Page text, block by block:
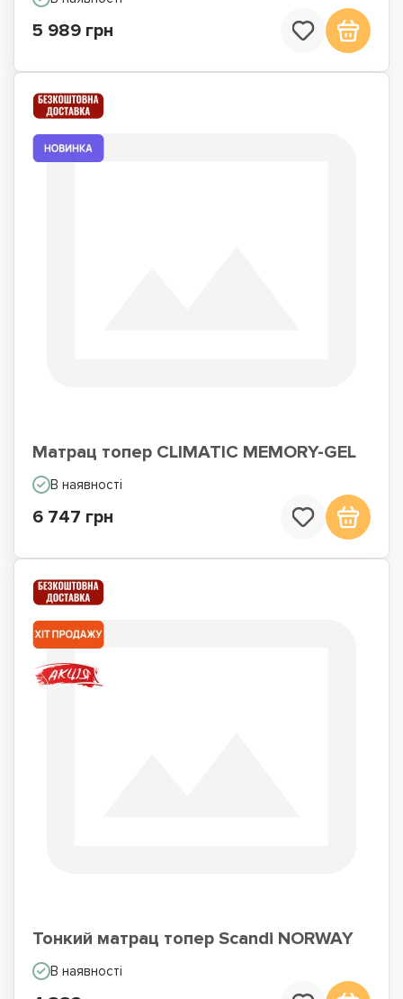
5 989 грн
Матрац топер CLIMATIC MEMORY-GEL
В наявності
6 747 грн
Тонкий матрац топер Scandi NORWAY
В наявності